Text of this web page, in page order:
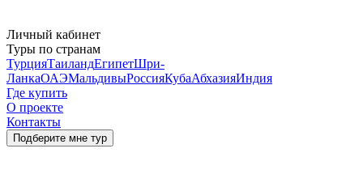
Личный кабинет
Туры по странам
ТурцияТаиландЕгипетШри-
ЛанкаОАЭМальдивыРоссияКубаАбхазияИндия
Где купить
О проекте
Контакты
Подберите мне тур